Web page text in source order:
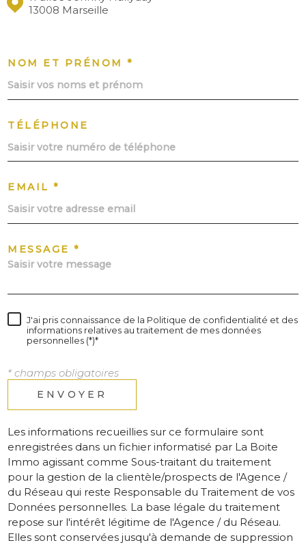
13008 Marseille
NOM ET PRÉNOM *
TÉLÉPHONE
EMAIL *
MESSAGE *
J'ai pris connaissance de la Politique de confidentialité et des
informations relatives au traitement de mes données
personnelles (*)*
* champs obligatoires
ENVOYER
Les informations recueillies sur ce formulaire sont
enregistrées dans un fichier informatisé par La Boite
Immo agissant comme Sous-traitant du traitement
pour la gestion de la clientèle/prospects de l'Agence /
du Réseau qui reste Responsable du Traitement de vos
Données personnelles. La base légale du traitement
repose sur l'intérêt légitime de l'Agence / du Réseau.
Elles sont conservées jusqu'à demande de suppression